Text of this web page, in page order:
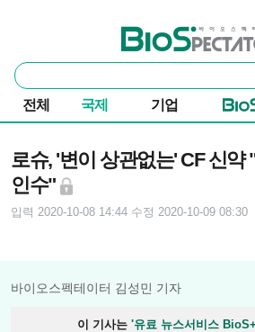
바이오스펙테이터
통
합
검
색
전체 국제 기업
로슈, '변이 상관없는' CF 신약
인수"
입력 2020-10-08 14:44 수정 2020-10-09 08:30
바이오스펙테이터 김성민 기자
이 기사는 '유료 뉴스서비스